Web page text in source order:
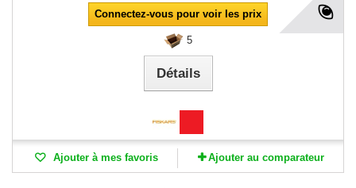
Connectez-vous pour voir les prix
5
Détails
Ajouter à mes favoris Ajouter au comparateur